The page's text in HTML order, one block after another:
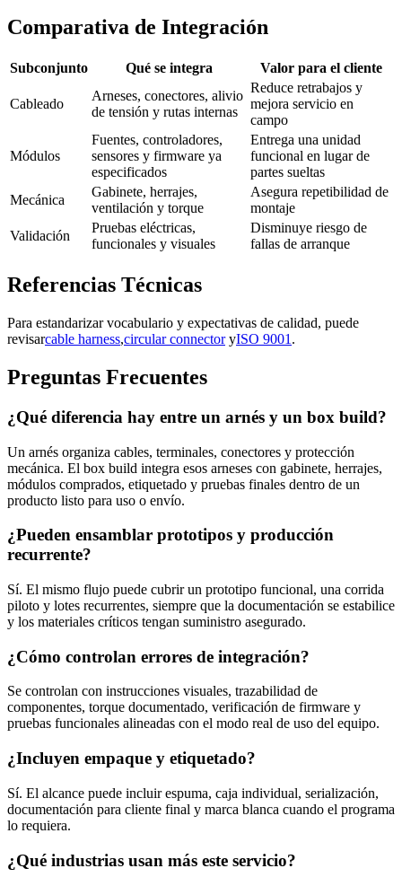
Comparativa de Integración
Subconjunto Qué se integra Valor para el cliente
Cableado
Arneses, conectores, alivio
de tensión y rutas internas
Reduce retrabajos y
mejora servicio en
campo
Módulos
Fuentes, controladores,
sensores y firmware ya
especificados
Entrega una unidad
funcional en lugar de
partes sueltas
Mecánica
Gabinete, herrajes,
ventilación y torque
Asegura repetibilidad de
montaje
Validación
Pruebas eléctricas,
funcionales y visuales
Disminuye riesgo de
fallas de arranque
Referencias Técnicas
Para estandarizar vocabulario y expectativas de calidad, puede
revisarcable harness,circular connectoryISO 9001 .
Preguntas Frecuentes
¿Qué diferencia hay entre un arnés y un box build?
Un arnés organiza cables, terminales, conectores y protección
mecánica. El box build integra esos arneses con gabinete, herrajes,
módulos comprados, etiquetado y pruebas finales dentro de un
producto listo para uso o envío.
¿Pueden ensamblar prototipos y producción
recurrente?
Sí. El mismo flujo puede cubrir un prototipo funcional, una corrida
piloto y lotes recurrentes, siempre que la documentación se estabilice
y los materiales críticos tengan suministro asegurado.
¿Cómo controlan errores de integración?
Se controlan con instrucciones visuales, trazabilidad de
componentes, torque documentado, verificación de firmware y
pruebas funcionales alineadas con el modo real de uso del equipo.
¿Incluyen empaque y etiquetado?
Sí. El alcance puede incluir espuma, caja individual, serialización,
documentación para cliente final y marca blanca cuando el programa
lo requiera.
¿Qué industrias usan más este servicio?